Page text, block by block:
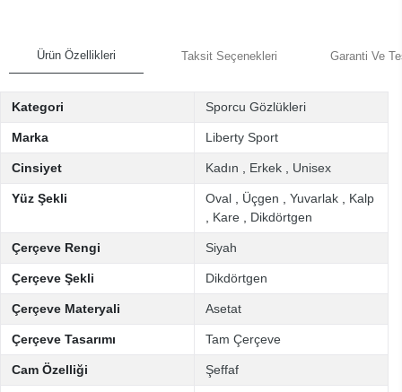
Ürün Özellikleri Taksit Seçenekleri Garanti Ve
Kategori Sporcu Gözlükleri
Marka Liberty Sport
Cinsiyet Kadın Erkek Unisex
Yüz Şekli Oval Üçgen Yuvarlak
Kalp
Kare Dikdörtgen
Çerçeve Rengi Siyah
Çerçeve Şekli Dikdörtgen
Çerçeve Materyali Asetat
Çerçeve Tasarımı Tam Çerçeve
Cam Özelliği Şeffaf